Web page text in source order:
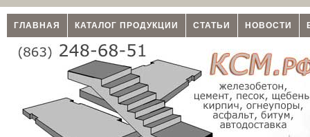
ГЛАВНАЯ КАТАЛОГ ПРОДУКЦИИ СТАТЬИ НОВОСТИ